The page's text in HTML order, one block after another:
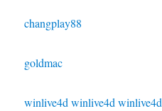
changplay88
goldmac
winlive4d winlive4d winlive4d